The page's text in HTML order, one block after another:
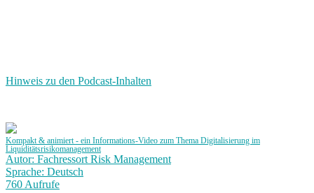
Hinweis zu den Podcast-Inhalten
Kompakt & animiert - ein Informations-Video zum Thema Digitalisierung im
Liquiditätsrisikomanagement
Autor: Fachressort Risk Management
Sprache: Deutsch
760 Aufrufe